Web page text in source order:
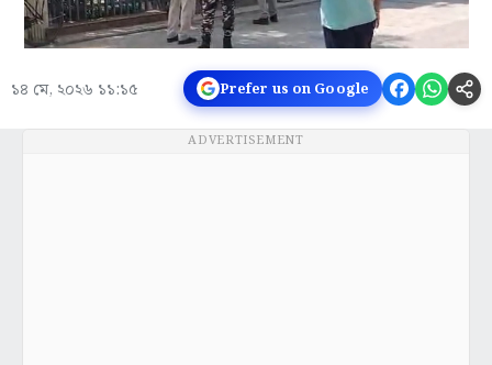
১৪ মে, ২০২৬ ১১:১৫ Prefer us on Google
ADVERTISEMENT